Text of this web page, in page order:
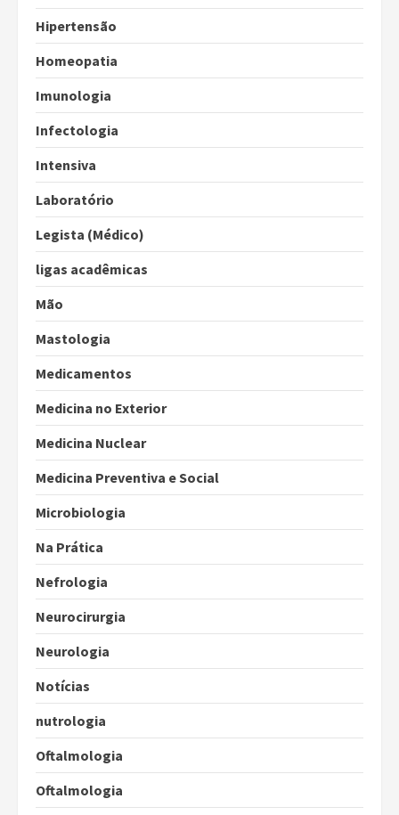
Hipertensão
Homeopatia
Imunologia
Infectologia
Intensiva
Laboratório
Legista (Médico)
ligas acadêmicas
Mão
Mastologia
Medicamentos
Medicina no Exterior
Medicina Nuclear
Medicina Preventiva e Social
Microbiologia
Na Prática
Nefrologia
Neurocirurgia
Neurologia
Notícias
nutrologia
Oftalmologia
Oftalmologia